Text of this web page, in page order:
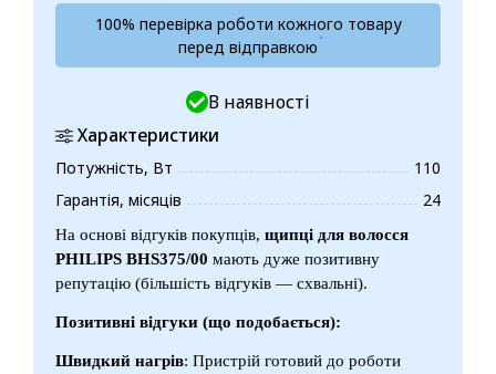
100% перевірка роботи кожного товару
перед відправкою
В наявності
Характеристики
Потужність, Вт
110
Гарантія, місяців
24
На основі відгуків покупців, щипці для волосся
PHILIPS BHS375/00 мають дуже позитивну
репутацію (більшість відгуків — схвальні).
Позитивні відгуки (що подобається):
Швидкий нагрів: Пристрій готовий до роботи